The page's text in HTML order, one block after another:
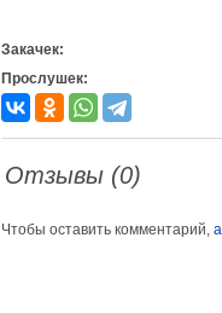
Закачек:
Прослушек:
Отзывы (0)
Чтобы оставить комментарий,